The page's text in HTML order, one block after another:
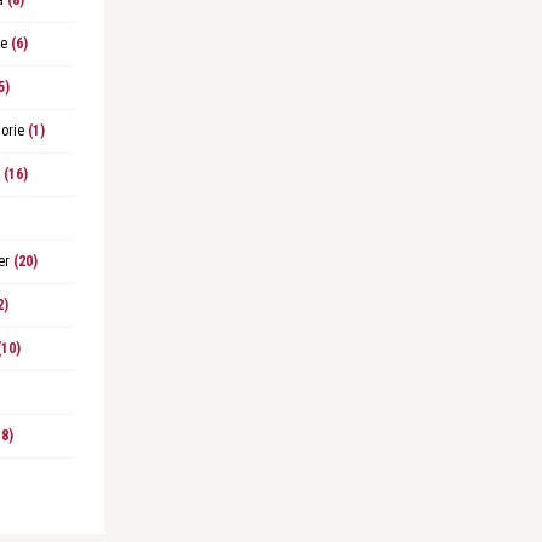
(6)
(1)
(16)
(20)